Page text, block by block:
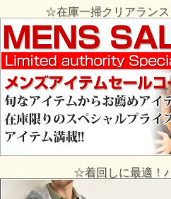
☆在庫一掃クリアランス
☆着回しに最適！